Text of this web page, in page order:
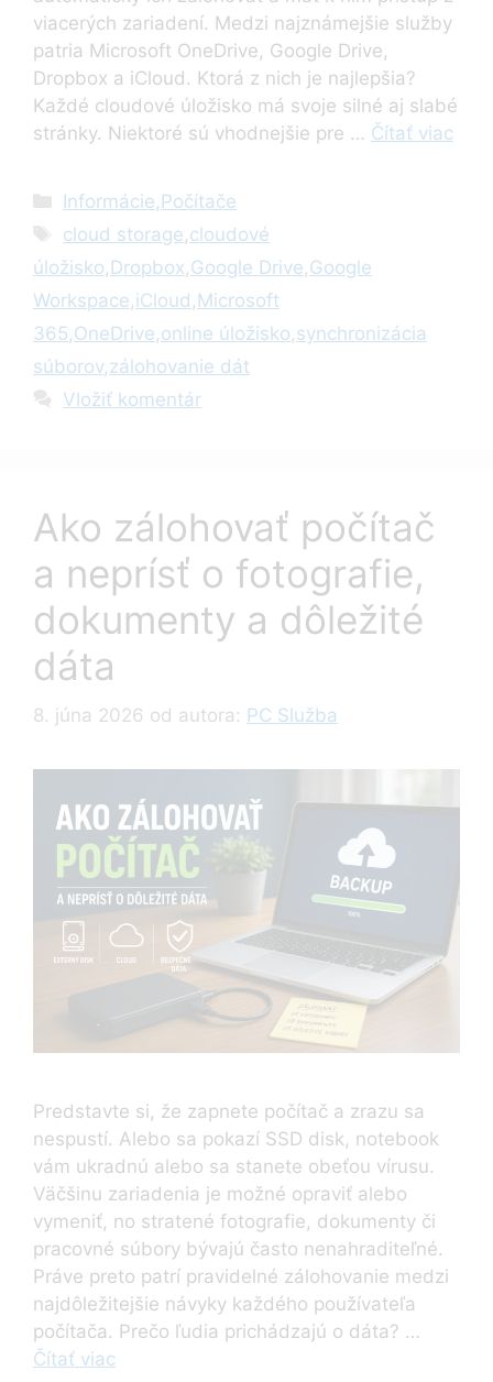
viacerých zariadení. Medzi najznámejšie služby
patria Microsoft OneDrive, Google Drive,
Dropbox a iCloud. Ktorá z nich je najlepšia?
Každé cloudové úložisko má svoje silné aj slabé
stránky. Niektoré sú vhodnejšie pre … Čítať viac
Kategórie
Informácie, Počítače
Značky
cloud storage,cloudové
úložisko, Dropbox,Google Drive,Google
Workspace,iCloud , Microsoft
365,OneDrive,online úložisko,synchronizácia
súborov,zálohovanie dát
Vložiť komentár
Ako zálohovať počítač
a neprísť o fotografie,
dokumenty a dôležité
dáta
8. júna 2026 od autora: PC Služba
Predstavte si, že zapnete počítač a zrazu sa
nespustí. Alebo sa pokazí SSD disk, notebook
vám ukradnú alebo sa stanete obeťou vírusu.
Väčšinu zariadenia je možné opraviť alebo
vymeniť, no stratené fotografie, dokumenty či
pracovné súbory bývajú často nenahraditeľné.
Práve preto patrí pravidelné zálohovanie medzi
najdôležitejšie návyky každého používateľa
počítača. Prečo ľudia prichádzajú o dáta? …
Čítať viac